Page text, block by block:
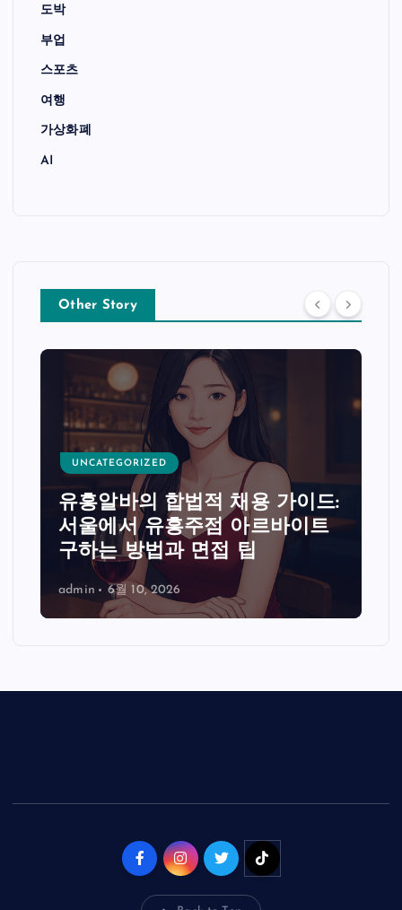
도박
부업
스포츠
여행
가상화폐
AI
Other Story
UNCATEGORIZED
유흥알바의 합법적 채용 가이드:
서울에서 유흥주점 아르바이트
구하는 방법과 면접 팁
admin 6월 10, 2026